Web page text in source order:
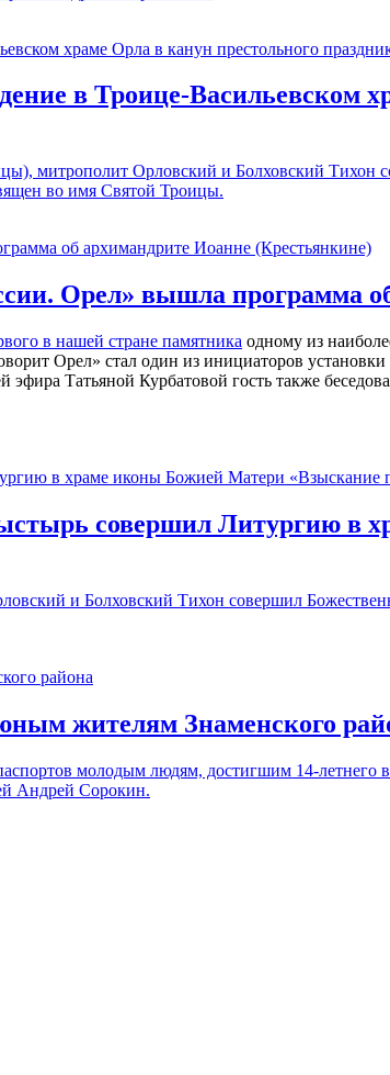
в Троице-Васильевском
митрополит Орловский и Болховский Тихон
во имя Святой Троицы.
Орел» вышла программа
в нашей стране памятника одному из
Орел» стал один из инициаторов установки
Татьяной Курбатовой гость также
совершил Литургию в
и Болховский Тихон совершил
жителям Знаменского
молодым людям, достигшим 14-
Андрей Сорокин.